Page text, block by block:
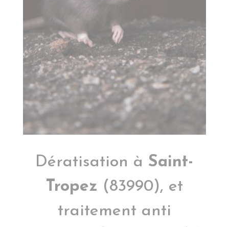
Dératisation à Saint-
Tropez (83990), et
traitement anti